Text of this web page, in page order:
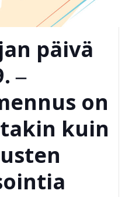
päivä
‒
on
kuin